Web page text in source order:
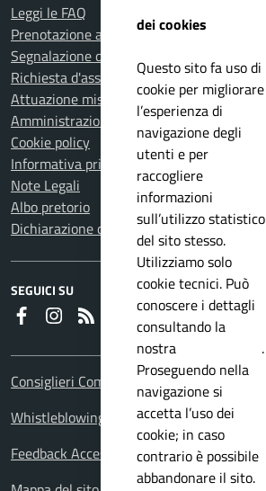
Leggi le FAQ
Prenotazione appuntamento
Segnalazione disservizio
Richiesta d'assistenza
Attuazione misure PNRR
Amministrazione trasparente
Cookie policy
Informativa privacy
Note Legali
Albo pretorio
Dichiarazione di accessibilità
SEGUICI SU
FaceboookInstagram
Consiglieri Comunali
Whistleblowing Policy
Feedback Accessibilita
dei cookies
Questo sito fa uso di
cookie per migliorare
l’esperienza di
navigazione degli
utenti e per
raccogliere
informazioni
sull’utilizzo statistico
del sito stesso.
Utilizziamo solo
cookie tecnici. Può
conoscere i dettagli
consultando la
nostra
.
Proseguendo nella
navigazione si
accetta l’uso dei
cookie; in caso
contrario è possibile
abbandonare il sito.